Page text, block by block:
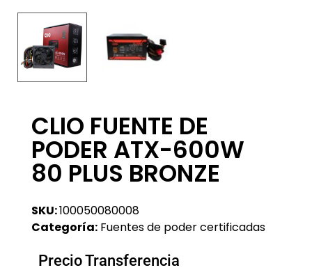
CLIO FUENTE DE
PODER ATX-600W
80 PLUS BRONZE
SKU:100050080008
Categoría: Fuentes de poder certificadas
Precio Transferencia